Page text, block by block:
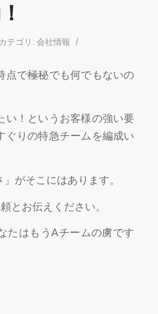
カテゴリ:会社情報 /
点で極秘でも何でもないの
い！というお客様の強い要
ぐりの特急チームを編成い
がそこにはあります。
とお伝えください。
たはもうAチームの虜です